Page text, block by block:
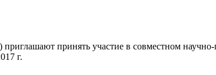
принять участие в совместном научно-
г.